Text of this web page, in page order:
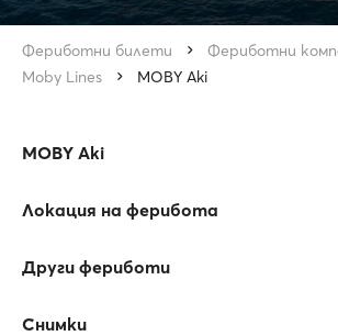
Фериботни билети
Фериботни
Moby Lines
MOBY Aki
MOBY Aki
Локация на ферибота
Други фериботи
Снимки